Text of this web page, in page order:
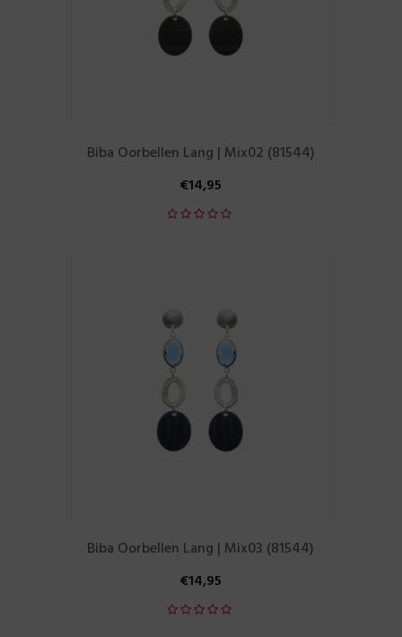
Biba Oorbellen Lang | Mix02 (81544)
€14,95
Biba Oorbellen Lang | Mix03 (81544)
€14,95